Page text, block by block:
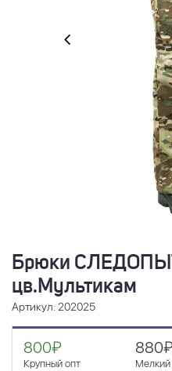
Брюки
цв.Мультикам
Артикул: 202025
800₽
Крупный опт
880₽
Мелкий